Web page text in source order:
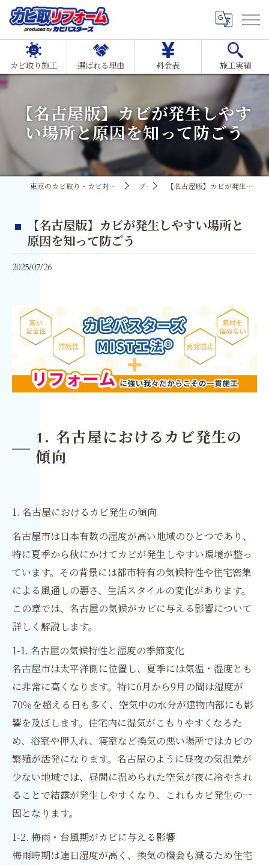
カビ取り施工 選ばれる理由 料金表 施工実績
【名古屋版】カビが発生しやす
い場所と原因を知って防ごう
東京のカビ取り・カビ対策ならMIST工法®カビ取リフォーム ブログ 【名古屋版】カビが発生しやすい場所と原因を知って防ごう
【名古屋版】カビが発生しやすい場所と
原因を知って防ごう
2025/07/26
1. 名古屋におけるカビ発生の
傾向
1. 名古屋におけるカビ発生の傾向
名古屋市は日本有数の湿度が高い地域のひとつであり、
特に夏季から秋にかけてカビが発生しやすい環境が整っ
ています。その背景には都市特有の気候特性や住宅密集
による風通しの悪さ、生活スタイルの変化があります。
この章では、名古屋の気候がカビに与える影響について
詳しく解説します。
1-1. 名古屋の気候特性と湿度の季節変化
名古屋市は太平洋側に位置し、夏季には気温・湿度とも
に非常に高くなります。特に6月から9月の間は湿度が
70％を超える日も多く、空気中の水分が建物内部にも影
響を及ぼします。住宅内に湿気がこもりやすくなるた
め、浴室や押入れ、寝室など換気の悪い場所ではカビの
繁殖が活発になります。名古屋のように昼夜の気温差が
少ない地域では、昼間に温められた空気が夜に冷やされ
ることで結露が発生しやすくなり、これもカビ発生の一
因となります。
1-2. 梅雨・台風期がカビに与える影響
梅雨時期は連日湿度が高く、換気の機会も減るため住宅